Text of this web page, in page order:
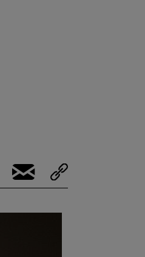
Facebook
E-Mail